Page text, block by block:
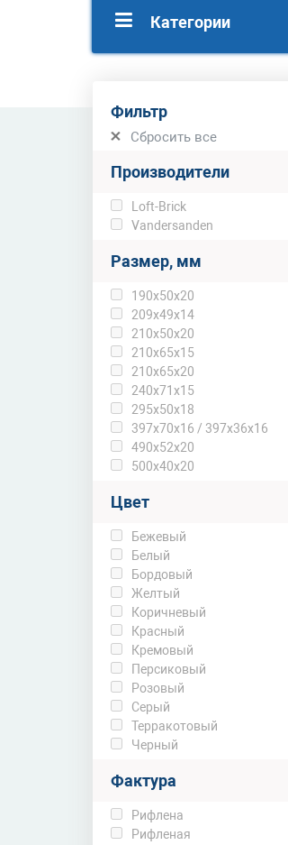
Категории
Фильтр
Сбросить все
Производители
Loft-Brick
Vandersanden
Размер, мм
190х50х20
209х49х14
210х50х20
210х65х15
210х65х20
240х71х15
295х50х18
397х70х16 / 397х36х16
490х52х20
500х40х20
Цвет
Бежевый
Белый
Бордовый
Желтый
Коричневый
Красный
Кремовый
Персиковый
Розовый
Серый
Терракотовый
Черный
Фактура
Рифлена
Рифленая